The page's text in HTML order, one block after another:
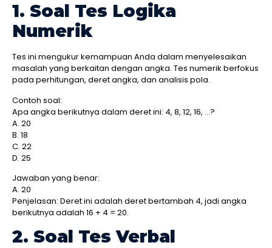
1. Soal Tes Logika
Numerik
Tes ini mengukur kemampuan Anda dalam menyelesaikan
masalah yang berkaitan dengan angka. Tes numerik berfokus
pada perhitungan, deret angka, dan analisis pola.
Contoh soal:
Apa angka berikutnya dalam deret ini: 4, 8, 12, 16, …?
A. 20
B. 18
C. 22
D. 25
Jawaban yang benar:
A. 20
Penjelasan: Deret ini adalah deret bertambah 4, jadi angka
berikutnya adalah 16 + 4 = 20.
2. Soal Tes Verbal